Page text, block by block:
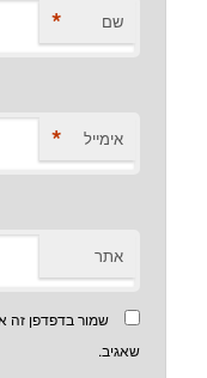
שם *
אימייל *
אתר
שמור בדפדפן זה
שאגיב.